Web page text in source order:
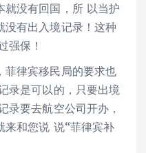
就没有回国，所 以当护
没有出入境记录！这种
强保！
菲律宾移民局的要求也
录是可以的，只要出境
录要去航空公司开办，
来和您说 说“菲律宾补